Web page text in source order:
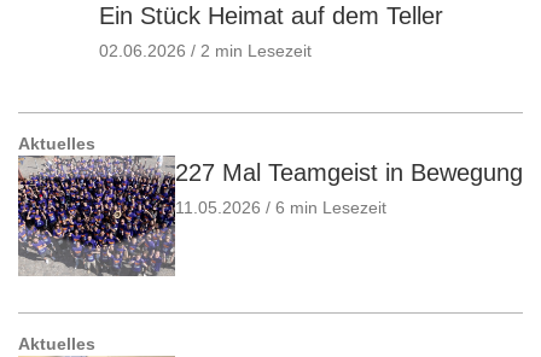
Ein Stück Heimat auf dem Teller
02.06.2026 / 2 min Lesezeit
Aktuelles
227 Mal Teamgeist in Bewegung
11.05.2026 / 6 min Lesezeit
Aktuelles